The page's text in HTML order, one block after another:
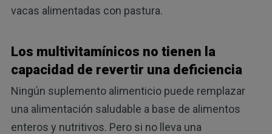
vacas alimentadas con pastura.
Los multivitamínicos no tienen la
capacidad de revertir una deficiencia
Ningún suplemento alimenticio puede remplazar
una alimentación saludable a base de alimentos
enteros y nutritivos. Pero si no lleva una